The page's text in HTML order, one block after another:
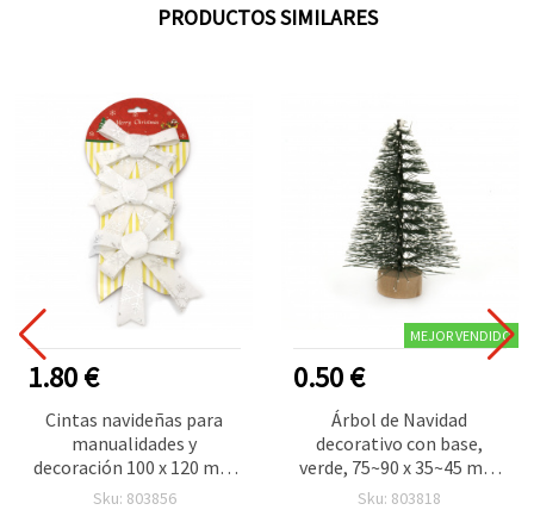
PRODUCTOS SIMILARES
1.80 €
Cintas navideñas para
manualidades y
decoración 100 x 120 mm
blancas con estampado
Sku: 803856
MEJOR VENDIDO
0.50 €
Árbol de Navidad
decorativo con base,
verde, 75~90 x 35~45 mm
para manualidades
Sku: 803818